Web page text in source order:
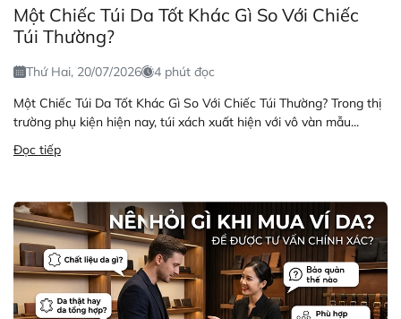
Một Chiếc Túi Da Tốt Khác Gì So Với Chiếc
Túi Thường?
Thứ Hai, 20/07/2026
4 phút đọc
Một Chiếc Túi Da Tốt Khác Gì So Với Chiếc Túi Thường? Trong thị
trường phụ kiện hiện nay, túi xách xuất hiện với vô vàn mẫu...
Đọc tiếp